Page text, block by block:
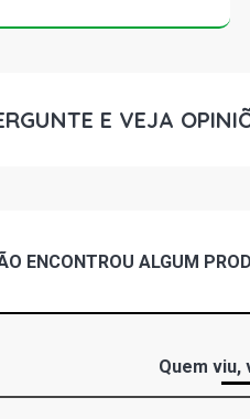
E VEJA
ENCONTROU ALGUM
Quem viu,